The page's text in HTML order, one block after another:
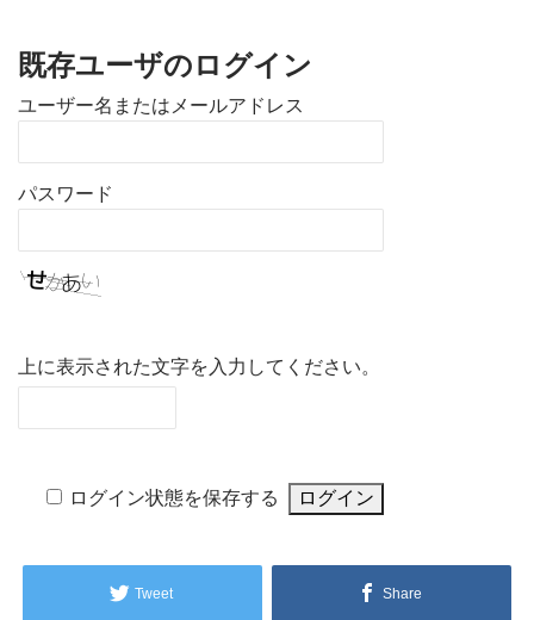
既存ユーザのログイン
ユーザー名またはメールアドレス
パスワード
上に表示された文字を入力してください。
ログイン状態を保存する
Tweet Share